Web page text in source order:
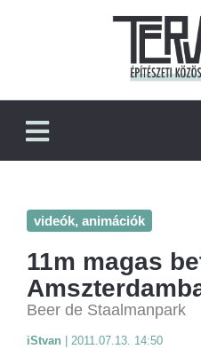
videók, animációk
11m magas
Beer de Staalmanpark
iStvan 2011.07.13. 14:50